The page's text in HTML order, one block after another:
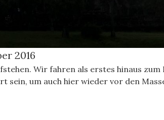
2016
Wir fahren als erstes hinaus
sein, um auch hier wieder vor den